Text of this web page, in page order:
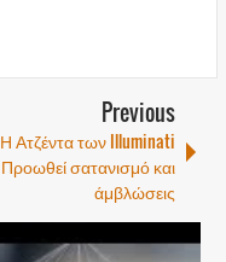
Previous
Η Ατζέντα των Illuminati
Προωθεί σατανισμό και
άμβλώσεις